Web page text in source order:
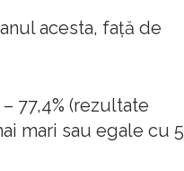
acesta, faţă de
77,4% (rezultate
mari sau egale cu 5